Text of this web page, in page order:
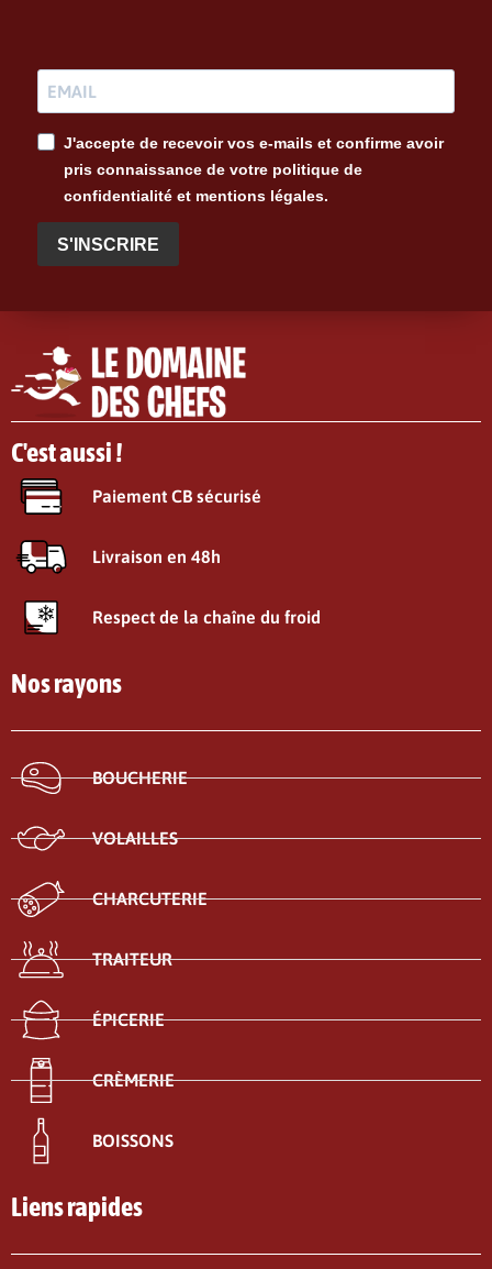
J'accepte de recevoir vos e-mails et confirme avoir
pris connaissance de votre politique de
confidentialité et mentions légales.
S'INSCRIRE
C'est aussi !
Paiement CB sécurisé
Livraison en 48h
Respect de la chaîne du froid
Nos rayons
BOUCHERIE
VOLAILLES
CHARCUTERIE
TRAITEUR
ÉPICERIE
CRÈMERIE
BOISSONS
Liens rapides